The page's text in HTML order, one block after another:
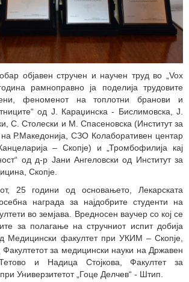
објавен стручен и научен труд во „Vox
рамноправно ја поделија трудовите
феноменот на топлотни бранови и
од Ј. Караџинска - Бислимовска, Ј.
С. Столески и М. Спасеновска (Институт за
Р.Македонија, СЗО Колаборативен центар
– Скопје) и „Тромбофилија кај
од д-р Јани Ангеловски од Институт за
Скопје.
25 години од основањето, Лекарската
награда за најдобрите студенти на
во земјава. Вредносен ваучер со кој се
за полагање на стручниот испит добија
Медицински факултет при УКИМ – Скопје,
за медицински науки на Државен
и Надица Стојкова, Факултет за
Универзитетот „Гоце Делчев“ - Штип.